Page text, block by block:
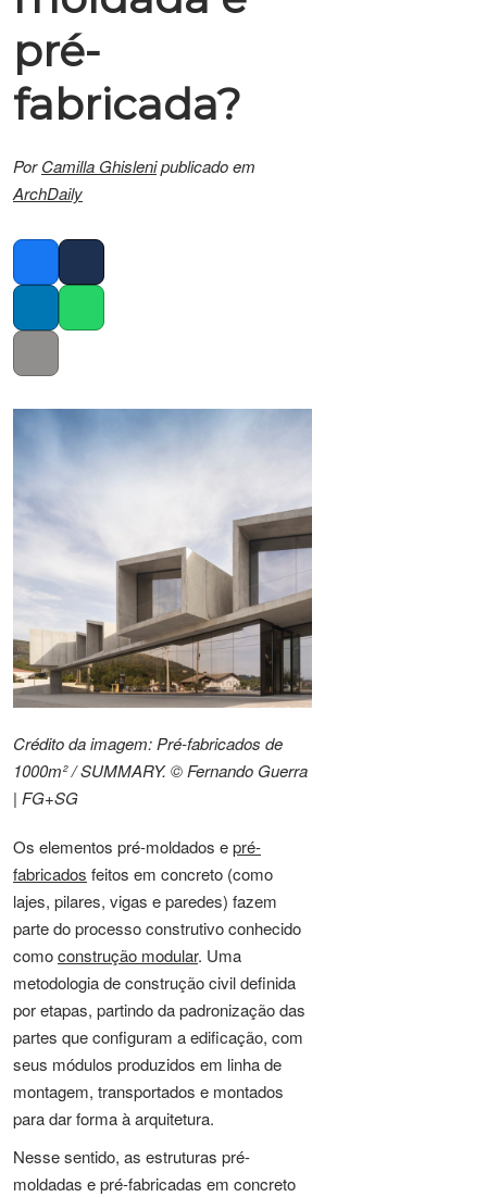
pré-
fabricada?
PorCamilla Ghislenipublicado em
ArchDaily
Facebook
Twitter
LinkedInWhatsapp
Copy link
Crédito da imagem: Pré-fabricados de
1000m² / SUMMARY. © Fernando Guerra
| FG+SG
Os elementos pré-moldados epré-
fabricados feitos em concreto (como
lajes, pilares, vigas e paredes) fazem
parte do processo construtivo conhecido
comoconstrução modular. Uma
metodologia de construção civil definida
por etapas, partindo da padronização das
partes que configuram a edificação, com
seus módulos produzidos em linha de
montagem, transportados e montados
para dar forma à arquitetura.
Nesse sentido, as estruturas pré-
moldadas e pré-fabricadas em concreto